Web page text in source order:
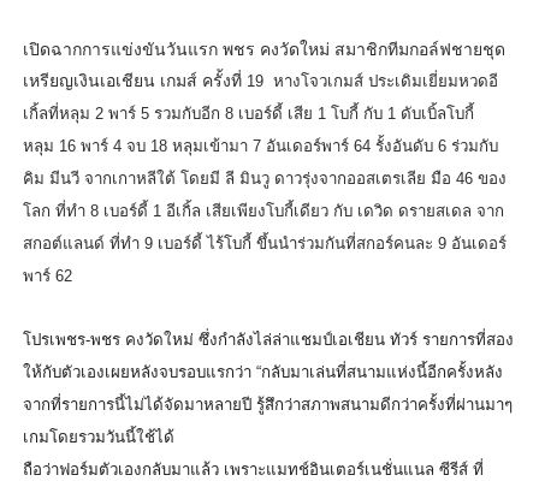
เปิดฉากการแข่งขันวันแรก พชร คงวัดใหม่ สมาชิกทีมกอล์ฟชายชุด
เหรียญเงินเอเชียน เกมส์ ครั้งที่ 19 หางโจวเกมส์ ประเดิมเยี่ยมหวดอี
เกิ้ลที่หลุม 2 พาร์ 5รวมกับอีก 8เบอร์ดี้ เสีย 1 โบกี้ กับ 1 ดับเบิ้ลโบกี้
หลุม 16 พาร์ 4จบ 18 หลุมเข้ามา 7 อันเดอร์พาร์64รั้งอันดับ 6 ร่วมกับ
คิม มีนวี จากเกาหลีใต้ โดยมี ลี มินวู ดาวรุ่งจากออสเตรเลีย มือ 46 ของ
โลก ที่ทำ 8 เบอร์ดี้ 1 อีเกิ้ล เสียเพียงโบกี้เดียว กับ เดวิด ดรายสเดล จาก
สกอต์แลนด์ ที่ทำ 9 เบอร์ดี้ ไร้โบกี้ ขึ้นนำร่วมกันที่สกอร์คนละ 9 อันเดอร์
พาร์ 62
โปรเพชร-พชร คงวัดใหม่ ซึ่งกำลังไล่ล่าแชมป์เอเชียน ทัวร์ รายการที่สอง
ให้กับตัวเองเผยหลังจบรอบแรกว่า “กลับมาเล่นที่สนามแห่งนี้อีกครั้งหลัง
จากที่รายการนี้ไม่ได้จัดมาหลายปี รู้สึกว่าสภาพสนามดีกว่าครั้งที่ผ่านมาๆ
เกมโดยรวมวันนี้ใช้ได้
ถือว่าฟอร์มตัวเองกลับมาแล้ว เพราะแมทช์อินเตอร์เนชั่นแนล ซีรีส์ ที่